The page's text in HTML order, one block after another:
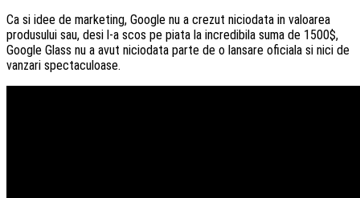
Ca si idee de marketing, Google nu a crezut niciodata in valoarea
produsului sau, desi l-a scos pe piata la incredibila suma de 1500$,
Google Glass nu a avut niciodata parte de o lansare oficiala si nici de
vanzari spectaculoase.